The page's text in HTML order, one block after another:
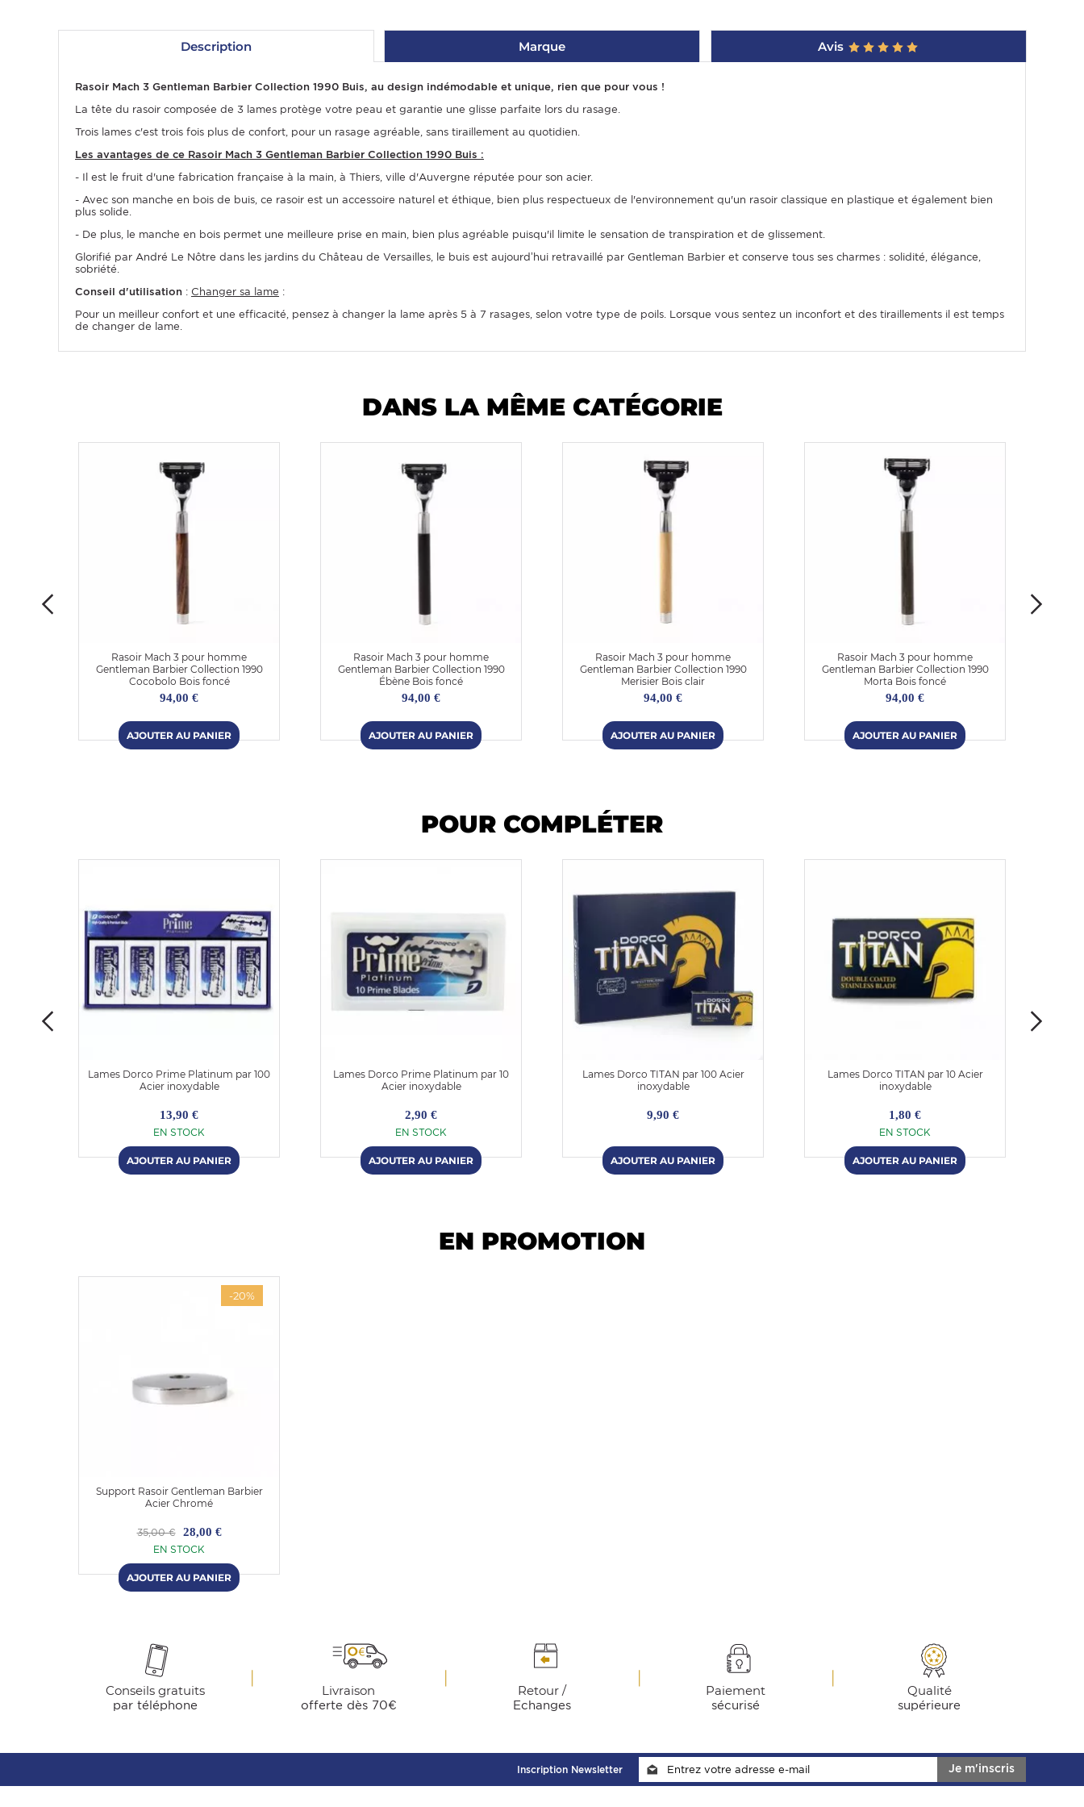
Description Marque Avis
Rasoir Mach 3 Gentleman Barbier Collection 1990 Buis, au design indémodable et unique, rien que pour vous !
La tête du rasoir composée de 3 lames protège votre peau et garantie une glisse parfaite lors du rasage.
Trois lames c'est trois fois plus de confort, pour un rasage agréable, sans tiraillement au quotidien.
Les avantages de ce Rasoir Mach 3 Gentleman Barbier Collection 1990 Buis :
- Il est le fruit d'une fabrication française à la main, à Thiers, ville d'Auvergne réputée pour son acier.
- Avec son manche en bois de buis, ce rasoir est un accessoire naturel et éthique, bien plus respectueux de l'environnement qu'un rasoir classique en plastique et également bien
plus solide.
- De plus, le manche en bois permet une meilleure prise en main, bien plus agréable puisqu'il limite le sensation de transpiration et de glissement.
Glorifié par André Le Nôtre dans les jardins du Château de Versailles, le buis est aujourd’hui retravaillé par Gentleman Barbier et conserve tous ses charmes : solidité, élégance,
sobriété.
Conseil d'utilisation : Changer sa lame :
Pour un meilleur confort et une efficacité, pensez à changer la lame après 5 à 7 rasages, selon votre type de poils. Lorsque vous sentez un inconfort et des tiraillements il est temps
de changer de lame.
DANS LA MÊME CATÉGORIE
Rasoir Mach 3 pour homme
Gentleman Barbier Collection 1990
Cocobolo Bois foncé
94,00 €
Rasoir Mach 3 pour homme
Gentleman Barbier Collection 1990
Ébène Bois foncé
94,00 €
Rasoir Mach 3 pour homme
Gentleman Barbier Collection 1990
Merisier Bois clair
94,00 €
Rasoir Mach 3 pour homme
Gentleman Barbier Collection 1990
Morta Bois foncé
94,00 €
POUR COMPLÉTER
Lames Dorco Prime Platinum par 100
Acier inoxydable
13,90 €
EN STOCK
Lames Dorco Prime Platinum par 10
Acier inoxydable
2,90 €
EN STOCK
Lames Dorco TITAN par 100 Acier
inoxydable
9,90 €
Lames Dorco TITAN par 10 Acier
inoxydable
1,80 €
EN STOCK
EN PROMOTION
-20%
Support Rasoir Gentleman Barbier
Acier Chromé
35,00 € 28,00 €
EN STOCK
Conseils gratuits
par téléphone
Livraison
offerte dès 70€
Retour /
Echanges
Paiement
sécurisé
Qualité
supérieure
Je m'inscris
Inscription Newsletter